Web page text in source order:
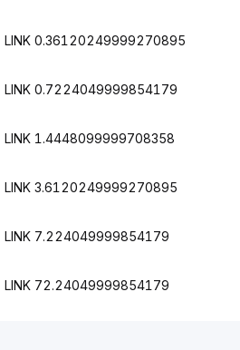
0.36120249999270895 LINK
0.7224049999854179 LINK
1.4448099999708358 LINK
3.6120249999270895 LINK
7.224049999854179 LINK
72.24049999854179 LINK